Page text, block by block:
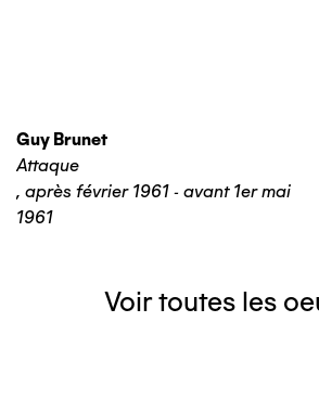
Guy Brunet
Attaque
, après février 1961 - avant 1er mai
1961
Voir toutes les